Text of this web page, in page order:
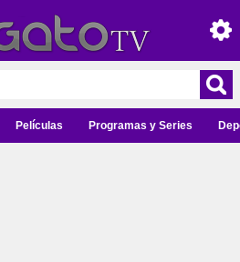
Películas Programas y Series